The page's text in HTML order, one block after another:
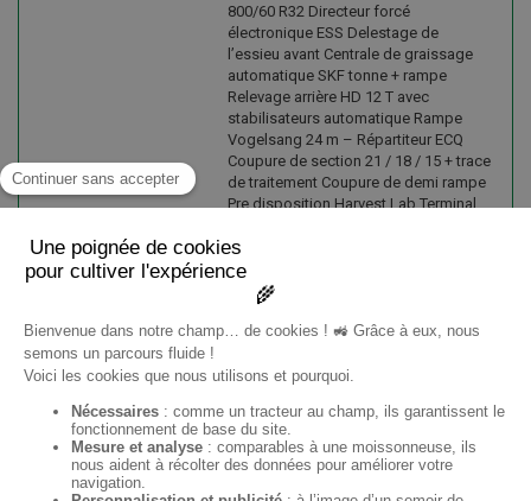
800/60 R32 Directeur forcé
électronique ESS Delestage de
l’essieu avant Centrale de graissage
automatique SKF tonne + rampe
Relevage arrière HD 12 T avec
stabilisateurs automatique Rampe
Vogelsang 24 m – Répartiteur ECQ
Coupure de section 21 / 18 / 15 + trace
de traitement Coupure de demi rampe
Pre disposition Harvest Lab Terminal
avec Isobus Gateway Phares de travail
/ Caméra de recul Suspension
hydraulique du Timon
EN